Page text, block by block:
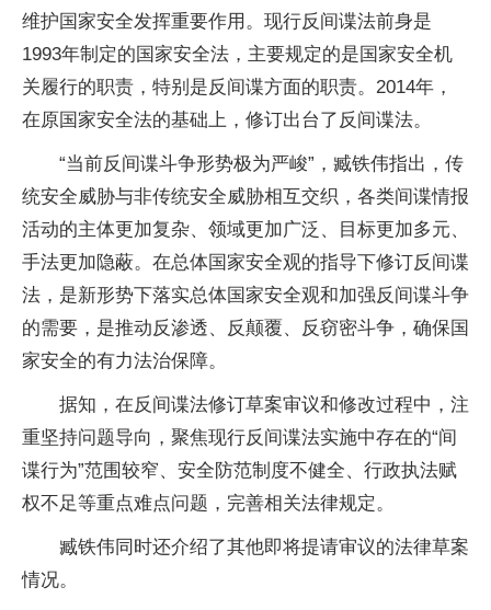
维护国家安全发挥重要作用。现行反间谍法前身是
1993年制定的国家安全法，主要规定的是国家安全机
关履行的职责，特别是反间谍方面的职责。2014年，
在原国家安全法的基础上，修订出台了反间谍法。
“当前反间谍斗争形势极为严峻”，臧铁伟指出，传
统安全威胁与非传统安全威胁相互交织，各类间谍情报
活动的主体更加复杂、领域更加广泛、目标更加多元、
手法更加隐蔽。在总体国家安全观的指导下修订反间谍
法，是新形势下落实总体国家安全观和加强反间谍斗争
的需要，是推动反渗透、反颠覆、反窃密斗争，确保国
家安全的有力法治保障。
据知，在反间谍法修订草案审议和修改过程中，注
重坚持问题导向，聚焦现行反间谍法实施中存在的“间
谍行为”范围较窄、安全防范制度不健全、行政执法赋
权不足等重点难点问题，完善相关法律规定。
臧铁伟同时还介绍了其他即将提请审议的法律草案
情况。